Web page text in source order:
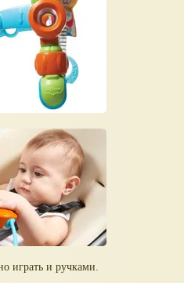
играть и ручками.